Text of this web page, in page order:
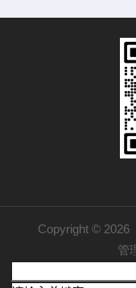
Copyright © 2026
管